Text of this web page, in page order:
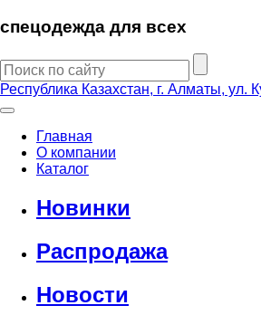
спецодежда для всех
Республика Казахстан, г. Алматы, ул.
Главная
О компании
Каталог
Новинки
Распродажа
Новости